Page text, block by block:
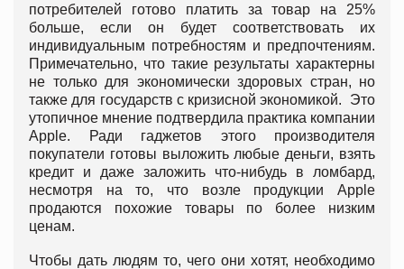
потребителей готово платить за товар на 25%
больше, если он будет соответствовать их
индивидуальным потребностям и предпочтениям.
Примечательно, что такие результаты характерны
не только для экономически здоровых стран, но
также для государств с кризисной экономикой. Это
утопичное мнение подтвердила практика компании
Apple. Ради гаджетов этого производителя
покупатели готовы выложить любые деньги, взять
кредит и даже заложить что-нибудь в ломбард,
несмотря на то, что возле продукции Apple
продаются похожие товары по более низким
ценам.
Чтобы дать людям то, чего они хотят, необходимо